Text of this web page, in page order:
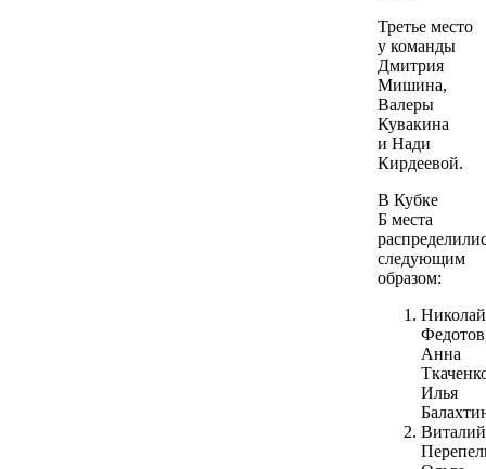
Третье место
у команды
Дмитрия
Мишина,
Валеры
Кувакина
и Нади
Кирдеевой.
В Кубке
Б места
следующим
образом:
Николай
Анна
Илья
Виталий